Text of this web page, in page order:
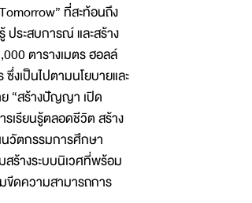
ที่สะท้อนถึง
ประสบการณ์ และสร้าง
ตารางเมตร ฮอลล์
งเป็นไปตามนโยบายและ
“สร้างปัญญา เปิด
เรียนรู้ตลอดชีวิต สร้าง
นวัตกรรมการศึกษา
ร้างระบบนิเวศที่พร้อม
ขีดความสามารถการ